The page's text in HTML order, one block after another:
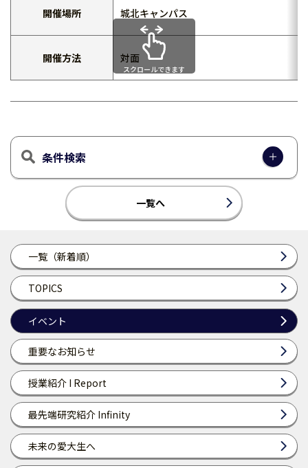
一覧（新着順）
TOPICS
イベント
重要なお知らせ
授業紹介 I Report
最先端研究紹介 Infinity
未来の愛大生へ
開催場所 城北キャンパス
開催方法 対面
スクロールできます
一覧へ
条件検索